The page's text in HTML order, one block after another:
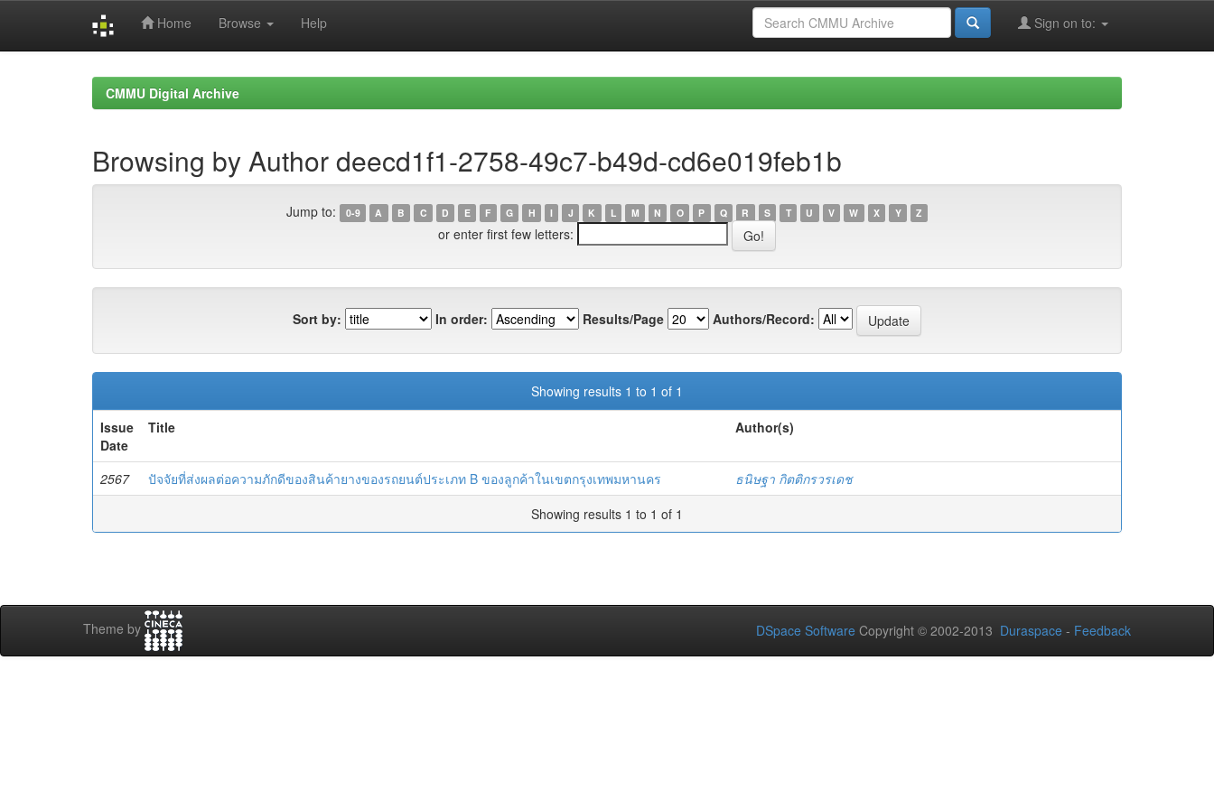
Home Browse Help Sign on to:
CMMU Digital Archive
Browsing by Author deecd1f1-2758-49c7-b49d-cd6e019feb1b
Jump to: 0-9 A B C D E F G H I J K L M N O P Q R S T U V W X Y Z
or enter first few letters:
Sort by: In order: Results/Page Authors/Record:
Showing results 1 to 1 of 1
Issue
Date
Title Author(s)
2567 ปัจจัยที่ส่งผลต่อความภักดีของสินค้ายางของรถยนต์ประเภท B ของลูกค้าในเขตกรุงเทพมหานคร
ธนิษฐา กิตติกรวรเดช
Showing results 1 to 1 of 1
Theme by DSpace Software Copyright © 2002-2013 Duraspace - Feedback